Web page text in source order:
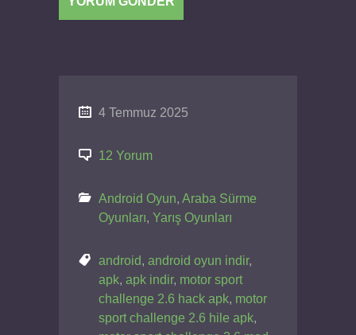
4 Temmuz 2025
12 Yorum
Android Oyun, Araba Sürme
Oyunları, Yarış Oyunları
android, android oyun indir,
apk, apk indir, motor sport
challenge 2.6 hack apk, motor
sport challenge 2.6 hile apk,